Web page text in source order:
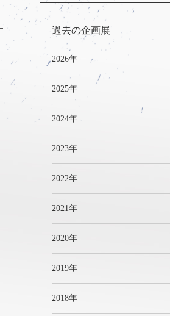
過去の企画展
2026年
2025年
2024年
2023年
2022年
2021年
2020年
2019年
2018年